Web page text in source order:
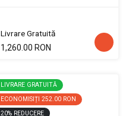
Livrare Gratuită
1,260.00 RON
LIVRARE GRATUITĂ
ECONOMISIȚI 252.00 RON
20% REDUCERE